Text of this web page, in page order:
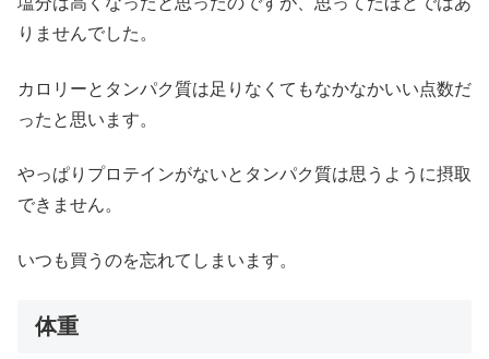
りませんでした。
カロリーとタンパク質は足りなくてもなかなかいい点数だ
ったと思います。
やっぱりプロテインがないとタンパク質は思うように摂取
できません。
いつも買うのを忘れてしまいます。
体重